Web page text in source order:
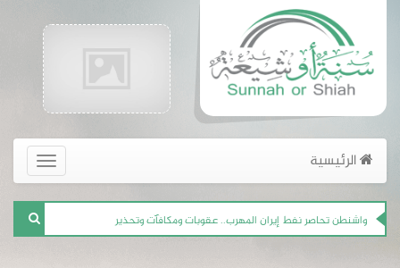
القائمة
الرئيسية
الرئيسية
الجديد
للمرة الأولى.. إيران تعترف بما جرى لصاروخ مركز الخميني
واشنطن تحاصر نفط إيران المهرب.. عقوبات ومكافآت وتحذير